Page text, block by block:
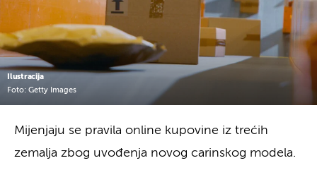
Ilustracija
Foto: Getty Images
Mijenjaju se pravila online kupovine iz trećih
zemalja zbog uvođenja novog carinskog modela.